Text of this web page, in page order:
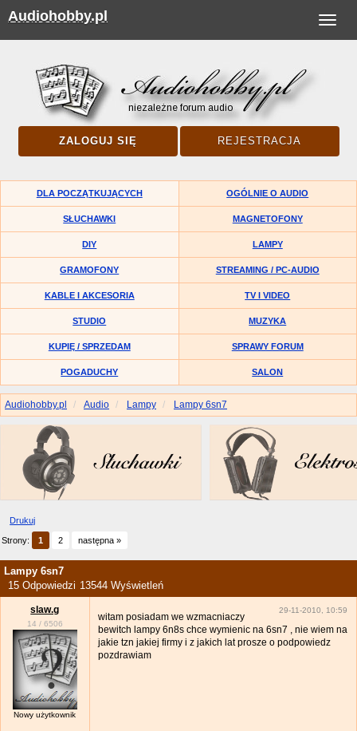
Toggle
Audiohobby.pl
ZALOGUJ SIĘ REJESTRACJA
DLA POCZĄTKUJĄCYCH OGÓLNIE O AUDIO
SŁUCHAWKI MAGNETOFONY
DIY LAMPY
GRAMOFONY STREAMING / PC-AUDIO
KABLE I AKCESORIA TV I VIDEO
STUDIO MUZYKA
KUPIĘ / SPRZEDAM SPRAWY FORUM
POGADUCHY SALON
Audiohobby.pl Audio Lampy Lampy 6sn7
Drukuj
Strony: 1 2 następna »
Lampy 6sn7
15 Odpowiedzi 13544 Wyświetleń
slaw.g
14 / 6506
Nowy użytkownik
29-11-2010, 10:59
witam posiadam we wzmacniaczy
bewitch lampy 6n8s chce wymienic na 6sn7 , nie wiem na
jakie tzn jakiej firmy i z jakich lat prosze o podpowiedz
pozdrawiam